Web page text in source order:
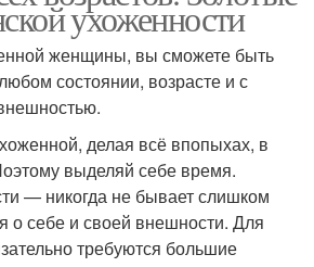
ухоженности
женщины, вы сможете быть
состоянии, возрасте и с
делая всё впопыхах, в
выделяй себе время.
— никогда не бывает слишком
о себе и своей внешности. Для
требуются большие